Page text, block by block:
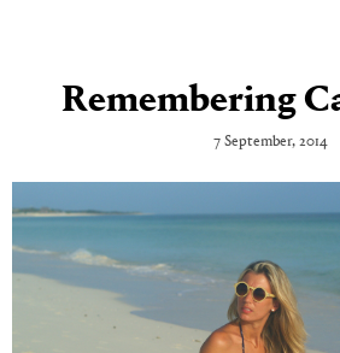
Remembering
7 September, 2014